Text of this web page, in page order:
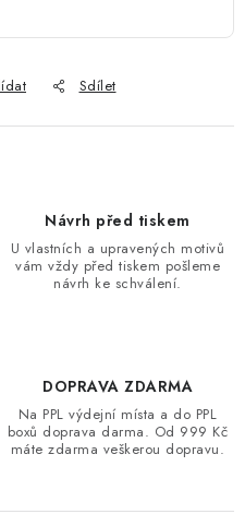
Sdílet
Návrh před tiskem
U vlastních a upravených motivů
vám vždy před tiskem pošleme
návrh ke schválení.
DOPRAVA ZDARMA
Na PPL výdejní místa a do PPL
boxů doprava darma. Od 999 Kč
máte zdarma veškerou dopravu.